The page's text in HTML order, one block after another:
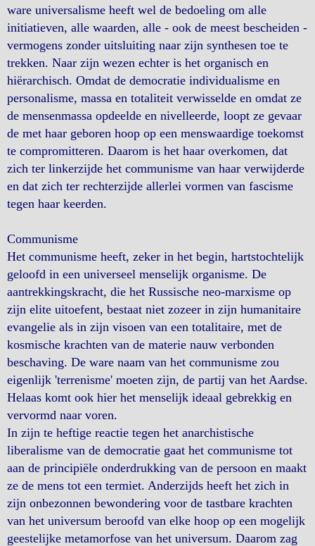
ware universalisme heeft wel de bedoeling om alle
initiatieven, alle waarden, alle - ook de meest bescheiden -
vermogens zonder uitsluiting naar zijn synthesen toe te
trekken. Naar zijn wezen echter is het organisch en
hiërarchisch. Omdat de democratie individualisme en
personalisme, massa en totaliteit verwisselde en omdat ze
de mensenmassa opdeelde en nivelleerde, loopt ze gevaar
de met haar geboren hoop op een menswaardige toekomst
te compromitteren. Daarom is het haar overkomen, dat
zich ter linkerzijde het communisme van haar verwijderde
en dat zich ter rechterzijde allerlei vormen van fascisme
tegen haar keerden.
Communisme
Het communisme heeft, zeker in het begin, hartstochtelijk
geloofd in een universeel menselijk organisme. De
aantrekkingskracht, die het Russische neo-marxisme op
zijn elite uitoefent, bestaat niet zozeer in zijn humanitaire
evangelie als in zijn visoen van een totalitaire, met de
kosmische krachten van de materie nauw verbonden
beschaving. De ware naam van het communisme zou
eigenlijk 'terrenisme' moeten zijn, de partij van het Aardse.
Helaas komt ook hier het menselijk ideaal gebrekkig en
vervormd naar voren.
In zijn te heftige reactie tegen het anarchistische
liberalisme van de democratie gaat het communisme tot
aan de principiële onderdrukking van de persoon en maakt
ze de mens tot een termiet. Anderzijds heeft het zich in
zijn onbezonnen bewondering voor de tastbare krachten
van het universum beroofd van elke hoop op een mogelijk
geestelijke metamorfose van het universum. Daarom zag